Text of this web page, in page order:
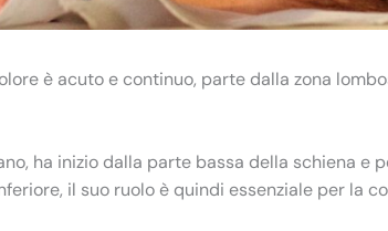
è acuto e continuo, parte dalla zona
ha inizio dalla parte bassa della schiena e
il suo ruolo è quindi essenziale per la